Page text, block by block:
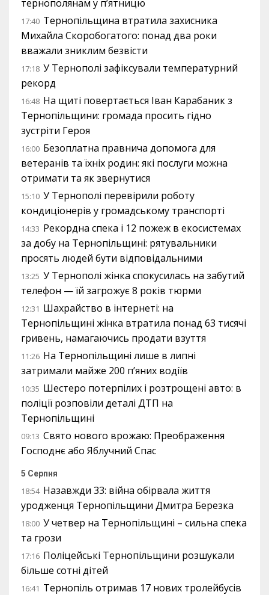
тернополянам у п’ятницю
17:40 Тернопільщина втратила захисника
Михайла Скоробогатого: понад два роки
вважали зниклим безвісти
17:18 У Тернополі зафіксували температурний
рекорд
16:48 На щиті повертається Іван Карабаник з
Тернопільщини: громада просить гідно
зустріти Героя
16:00 Безоплатна правнича допомога для
ветеранів та їхніх родин: які послуги можна
отримати та як звернутися
15:10 У Тернополі перевірили роботу
кондиціонерів у громадському транспорті
14:33 Рекордна спека і 12 пожеж в екосистемах
за добу на Тернопільщині: рятувальники
просять людей бути відповідальними
13:25 У Тернополі жінка спокусилась на забутий
телефон — їй загрожує 8 років тюрми
12:31 Шахрайство в інтернеті: на
Тернопільщині жінка втратила понад 63 тисячі
гривень, намагаючись продати взуття
11:26 На Тернопільщині лише в липні
затримали майже 200 п’яних водіїв
10:35 Шестеро потерпілих і розтрощені авто: в
поліції розповіли деталі ДТП на
Тернопільщині
09:13 Свято нового врожаю: Преображення
Господнє або Яблучний Спас
5 Серпня
18:54 Назавжди 33: війна обірвала життя
уродженця Тернопільщини Дмитра Березка
18:00 У четвер на Тернопільщині – сильна спека
та грози
17:16 Поліцейські Тернопільщини розшукали
більше сотні дітей
16:41 Тернопіль отримав 17 нових тролейбусів